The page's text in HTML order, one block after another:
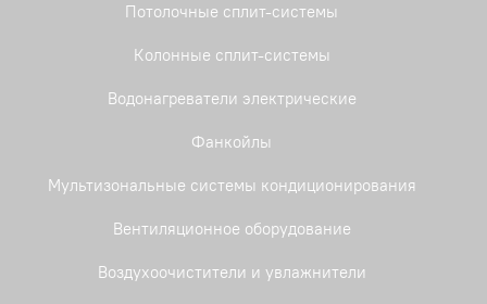
Потолочные сплит-системы
Колонные сплит-системы
Водонагреватели электрические
Фанкойлы
Мультизональные системы кондиционирования
Вентиляционное оборудование
Воздухоочистители и увлажнители